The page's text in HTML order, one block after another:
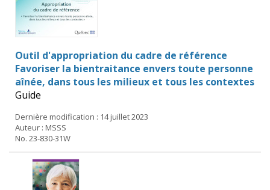
Outil d'appropriation du cadre de référence
Favoriser la bientraitance envers toute personne
aînée, dans tous les milieux et tous les contextes
Guide
Dernière modification : 14 juillet 2023
Auteur : MSSS
No. 23-830-31W